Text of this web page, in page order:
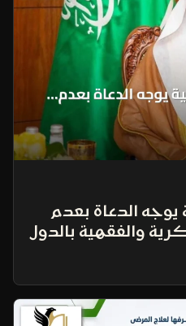
يوجه الدعاة بعدم
والفقهية بالدول